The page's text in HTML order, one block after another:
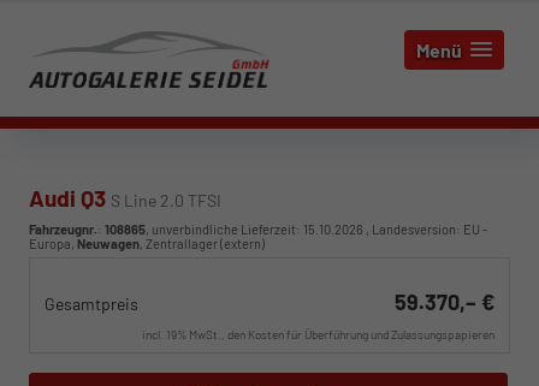
Menü
Audi Q3 S Line 2.0 TFSI
Fahrzeugnr.: 108865, unverbindliche Lieferzeit: 15.10.2026 , Landesversion: EU -
Europa, Neuwagen, Zentrallager (extern)
Gesamtpreis 59.370,– €
incl. 19% MwSt., den Kosten für Überführung und Zulassungspapieren